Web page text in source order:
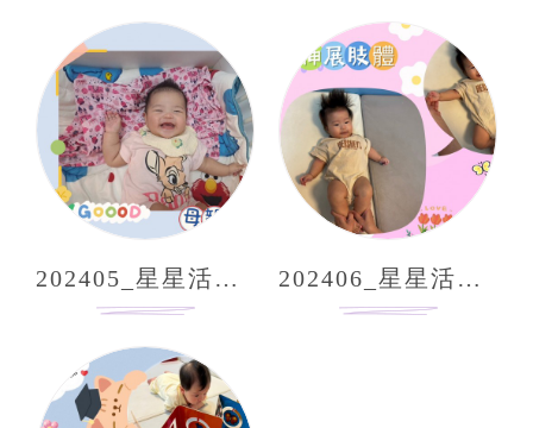
202405_星星活動分享 202406_星星活動分享